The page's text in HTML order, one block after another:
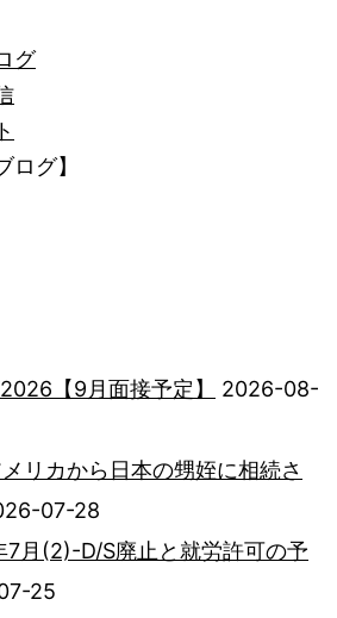
グ
ログ】
【9月面接予定】
2026-08-
リカから日本の甥姪に相続さ
07-28
月(2)-D/S廃止と就労許可の予
25